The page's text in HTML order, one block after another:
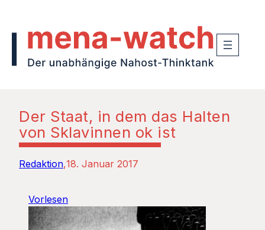
Der Staat, in dem das Halten
von Sklavinnen ok ist
Redaktion 18. Januar 2017
Vorlesen